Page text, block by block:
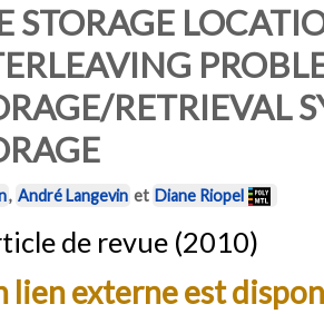
STORAGE
RETRIEVAL
, André Langevin et Diane Riopel
de revue (2010)
lien externe est